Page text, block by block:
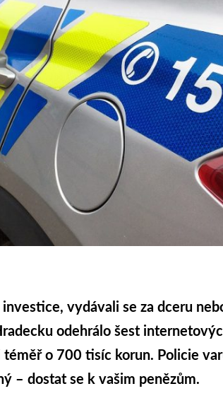
vydávali se za dceru
odehrálo šest
o 700 tisíc korun. Policie
– dostat se k vašim penězům.